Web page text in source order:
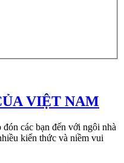
VIỆT NAM
đón các bạn đến với ngôi nhà
kiến thức và niềm vui